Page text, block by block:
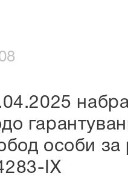
особи
IX